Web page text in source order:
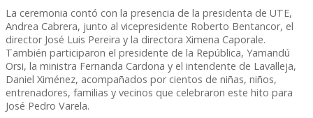
La ceremonia contó con la presencia de la presidenta de UTE,
Andrea Cabrera, junto al vicepresidente Roberto Bentancor, el
director José Luis Pereira y la directora Ximena Caporale.
También participaron el presidente de la República, Yamandú
Orsi, la ministra Fernanda Cardona y el intendente de Lavalleja,
Daniel Ximénez, acompañados por cientos de niñas, niños,
entrenadores, familias y vecinos que celebraron este hito para
José Pedro Varela.